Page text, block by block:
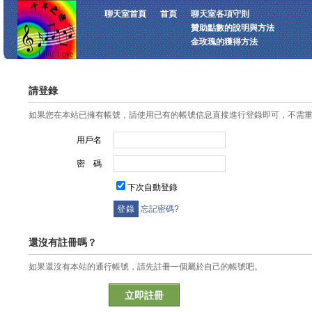
聊天室首頁 首頁
聊天室各項守則
贊助點數的說明與方法
金玫瑰的獲得方法
請登錄
如果您在本站已擁有帳號，請使用已有的帳號信息直接進行登錄即可，不需
用戶名
密 碼
下次自動登錄
忘記密碼?
還沒有註冊嗎？
如果還沒有本站的通行帳號，請先註冊一個屬於自己的帳號吧。
立即註冊